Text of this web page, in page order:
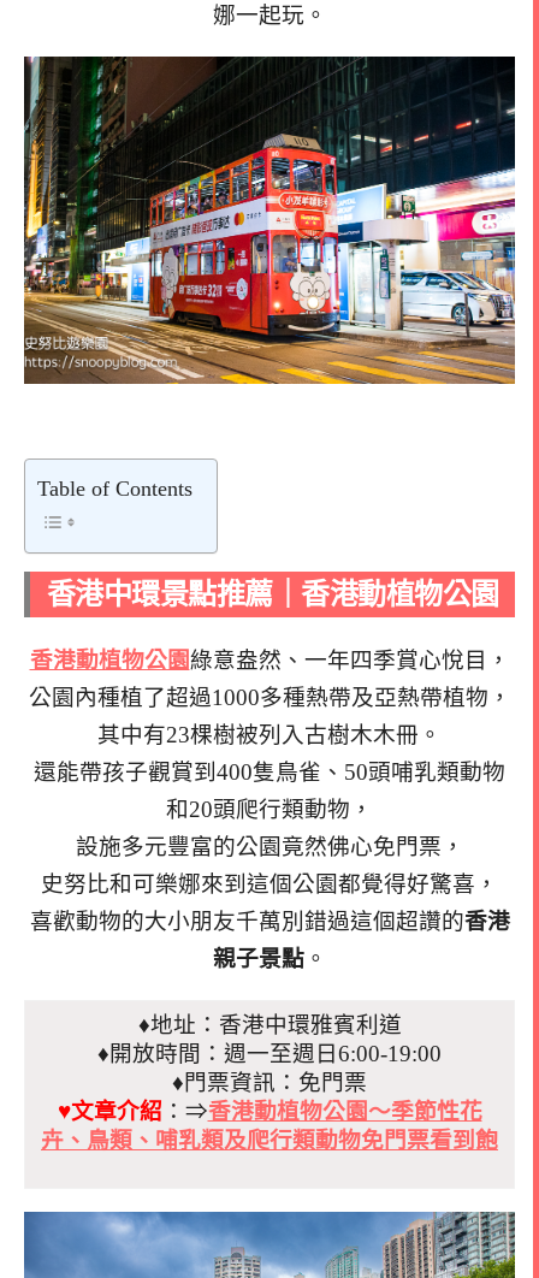
娜一起玩。
Table of Contents
香港中環景點推薦｜香港動植物公園
香港動植物公園綠意盎然、一年四季賞心悅目，
公園內種植了超過1000多種熱帶及亞熱帶植物，
其中有23棵樹被列入古樹木木冊。
還能帶孩子觀賞到400隻鳥雀、50頭哺乳類動物
和20頭爬行類動物，
設施多元豐富的公園竟然佛心免門票，
史努比和可樂娜來到這個公園都覺得好驚喜，
喜歡動物的大小朋友千萬別錯過這個超讚的香港
親子景點。
♦地址：香港中環雅賓利道
♦開放時間：週一至週日6:00-19:00
♦門票資訊：免門票
♥文章介紹 ：⇒香港動植物公園～季節性花
卉、鳥類、哺乳類及爬行類動物免門票看到飽